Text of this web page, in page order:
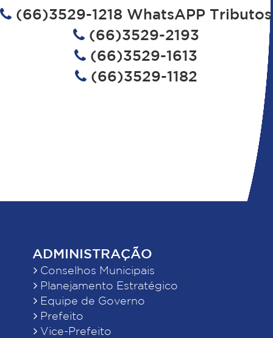
(66)3529-1218 WhatsAPP Tributos
(66)3529-2193
(66)3529-1613
(66)3529-1182
ADMINISTRAÇÃO
Conselhos Municipais
Planejamento Estratégico
Equipe de Governo
Prefeito
Vice-Prefeito